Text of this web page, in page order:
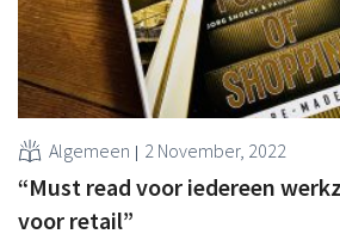
Algemeen 2 November, 2022
“Must read voor iedereen
voor retail”